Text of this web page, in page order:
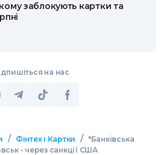
кому заблокують картки та
на нас
/ Фінтех і Картки /
"Банківська
- через санкції США